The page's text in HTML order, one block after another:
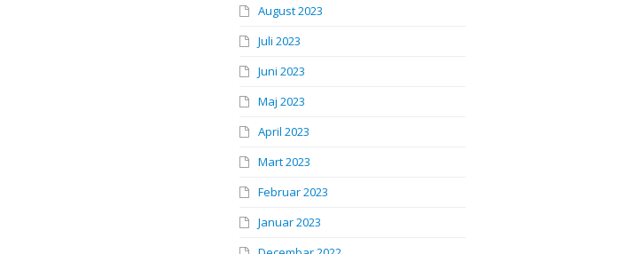
August 2023
Juli 2023
Juni 2023
Maj 2023
April 2023
Mart 2023
Februar 2023
Januar 2023